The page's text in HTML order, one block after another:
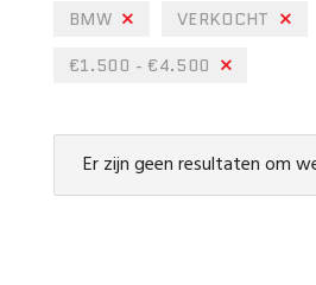
BMW
VERKOCHT
€1.500 - €4.500
Er zijn geen resultaten om